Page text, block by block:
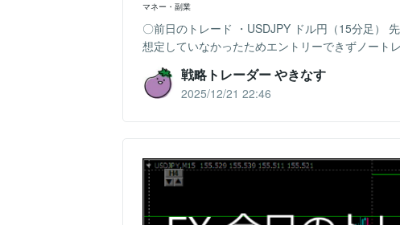
マネー・副業
〇前日のトレード ・USDJPY ドル円（15分足）
想定していなかったためエントリーできずノート
戦略トレーダー やきなす
2025/12/21 22:46